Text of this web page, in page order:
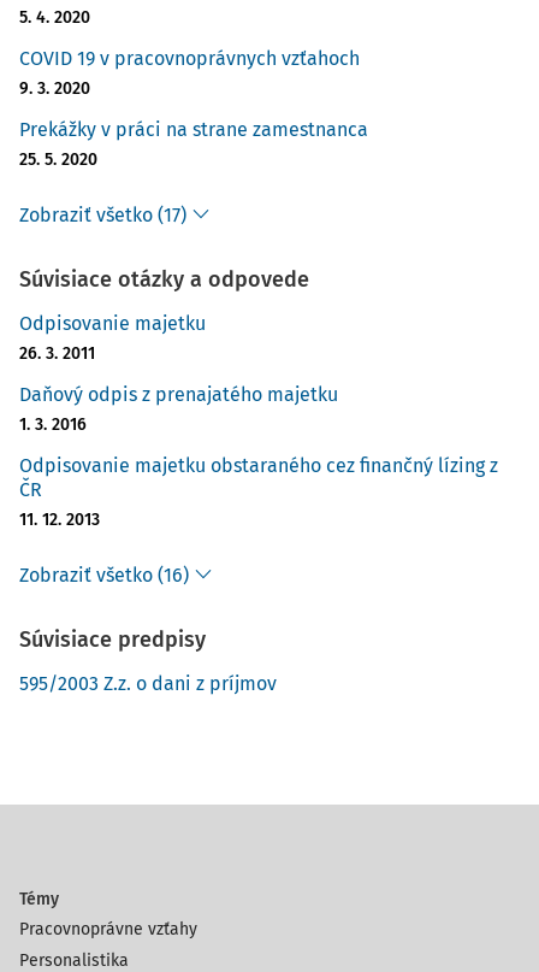
5. 4. 2020
COVID 19 v pracovnoprávnych vzťahoch
9. 3. 2020
Prekážky v práci na strane zamestnanca
25. 5. 2020
Zobraziť všetko (17)
Súvisiace otázky a odpovede
Odpisovanie majetku
26. 3. 2011
Daňový odpis z prenajatého majetku
1. 3. 2016
Odpisovanie majetku obstaraného cez finančný lízing z
ČR
11. 12. 2013
Zobraziť všetko (16)
Súvisiace predpisy
595/2003 Z.z. o dani z príjmov
Témy
Pracovnoprávne vzťahy
Personalistika